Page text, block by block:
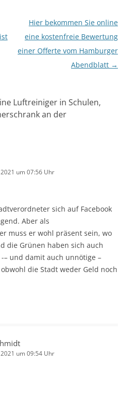
Hier bekommen Sie online
eine kostenfreie Bewertung
einer Offerte vom Hamburger
Abendblatt →
Luftreiniger in Schulen,
an der
um 07:56 Uhr
sich auf Facebook
Aber als
muss er wohl präsent sein, wo
die Grünen haben sich auch
– und damit auch unnötige –
die Stadt weder Geld noch
um 09:54 Uhr